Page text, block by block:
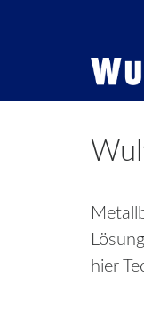
Berger
GmbH
hier